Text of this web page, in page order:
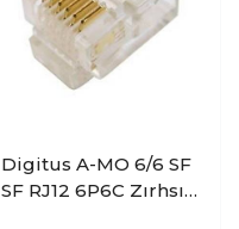
Digitus A-MO 6/6 SF
SF RJ12 6P6C Zırhsız